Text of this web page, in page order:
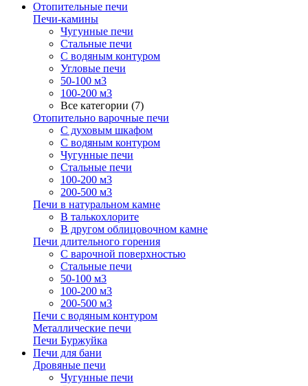
Отопительные печи
Печи-камины
Чугунные печи
Стальные печи
С водяным контуром
Угловые печи
50-100 м3
100-200 м3
Все категории (7)
Отопительно варочные печи
С духовым шкафом
С водяным контуром
Чугунные печи
Стальные печи
100-200 м3
200-500 м3
Печи в натуральном камне
В талькохлорите
В другом облицовочном камне
Печи длительного горения
С варочной поверхностью
Стальные печи
50-100 м3
100-200 м3
200-500 м3
Печи с водяным контуром
Металлические печи
Печи Буржуйка
Печи для бани
Дровяные печи
Чугунные печи